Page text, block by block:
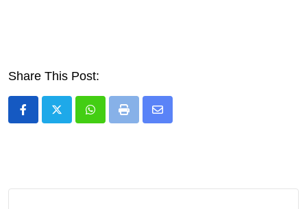
Share This Post:
WhatsappPrint
Share